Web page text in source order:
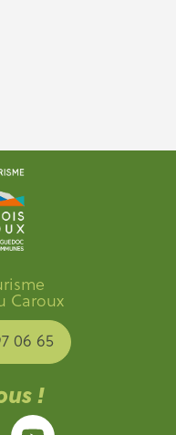
Caroux
06 65
!